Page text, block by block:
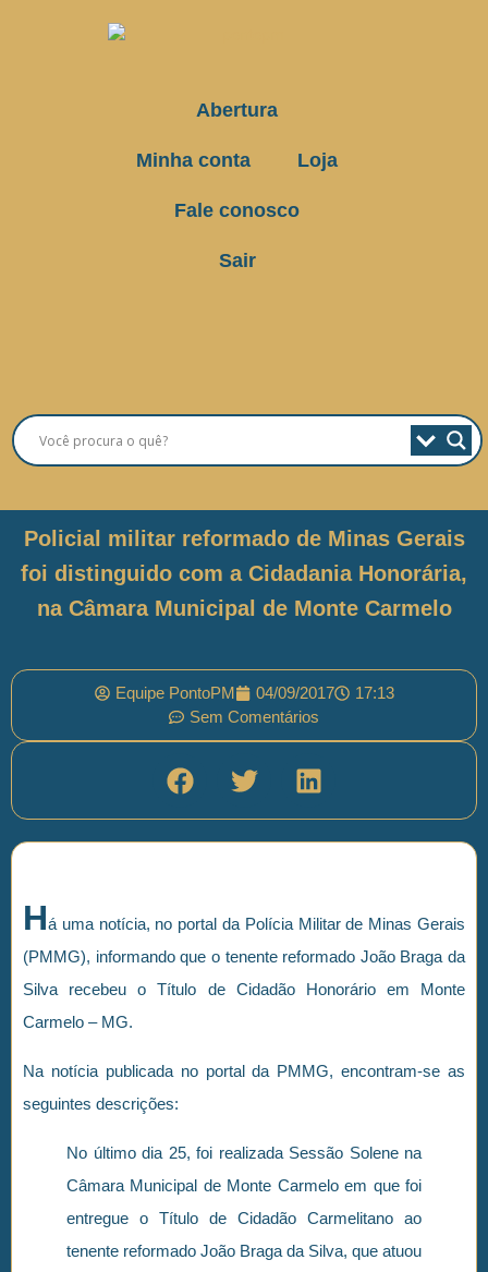
Abertura
Minha conta Loja
Fale conosco
Sair
Policial militar reformado de Minas Gerais
foi distinguido com a Cidadania Honorária,
na Câmara Municipal de Monte Carmelo
Equipe PontoPM 04/09/2017
17:13
Sem Comentários
Há uma notícia, no portal da Polícia Militar de Minas Gerais
(PMMG), informando que o tenente reformado João Braga da
Silva recebeu o Título de Cidadão Honorário em Monte
Carmelo – MG.
Na notícia publicada no portal da PMMG, encontram-se as
seguintes descrições:
No último dia 25, foi realizada Sessão Solene na
Câmara Municipal de Monte Carmelo em que foi
entregue o Título de Cidadão Carmelitano ao
tenente reformado João Braga da Silva, que atuou